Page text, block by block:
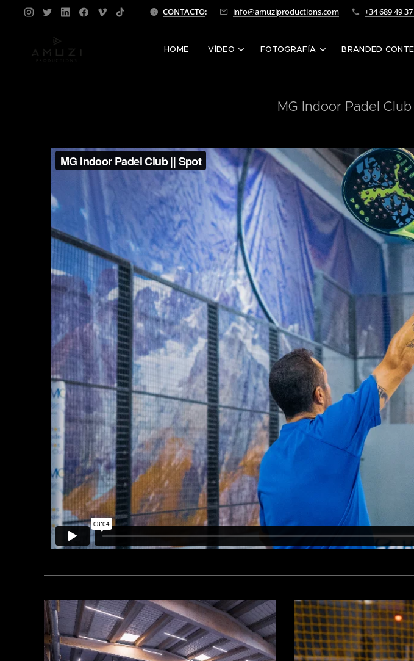
CONTACTO: info@amuziproductions.com +34 689 49
HOME VÍDEO FOTOGRAFÍA BRANDED
MG Indoor Padel